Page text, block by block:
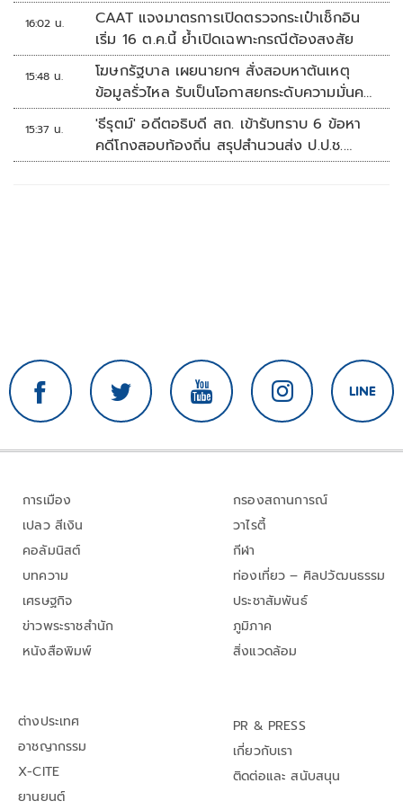
16:02 น.
CAAT แจงมาตรการเปิดตรวจกระเป๋าเช็กอิน
เริ่ม 16 ต.ค.นี้ ย้ำเปิดเฉพาะกรณีต้องสงสัย
15:48 น.
โฆษกรัฐบาล เผยนายกฯ สั่งสอบหาต้นเหตุ
ข้อมูลรั่วไหล รับเป็นโอกาสยกระดับความมั่นคง
ปลอดภัยข้อมูลภาครัฐทั้งระบบ
15:37 น.
'ธีรุตม์' อดีตอธิบดี สถ. เข้ารับทราบ 6 ข้อหา
คดีโกงสอบท้องถิ่น สรุปสำนวนส่ง ป.ป.ช.
สัปดาห์หน้า
การเมือง
เปลว สีเงิน
คอลัมนิสต์
บทความ
เศรษฐกิจ
ข่าวพระราชสำนัก
หนังสือพิมพ์
กรองสถานการณ์
วาไรตี้
กีฬา
ท่องเที่ยว – ศิลปวัฒนธรรม
ประชาสัมพันธ์
ภูมิภาค
สิ่งแวดล้อม
ต่างประเทศ
อาชญากรรม
X-CITE
ยานยนต์
PR & PRESS
เกี่ยวกับเรา
ติดต่อและ สนับสนุน